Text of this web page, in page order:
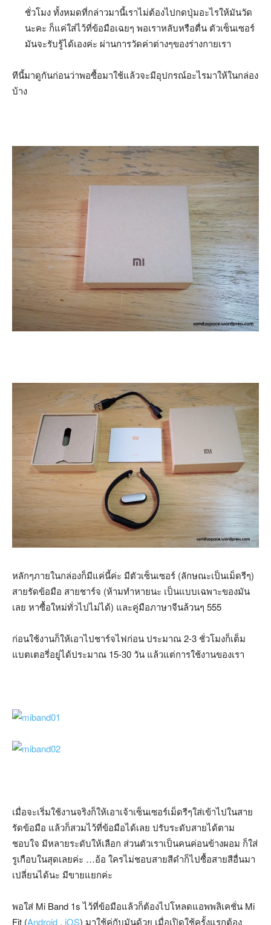
ชั่วโมง ทั้งหมดที่กล่าวมานี้เราไม่ต้องไปกดปุ่มอะไรให้มันวัด
นะคะ ก็แค่ใส่ไว้ที่ข้อมือเฉยๆ พอเราหลับหรือตื่น ตัวเซ็นเซอร์
มันจะรับรู้ได้เองค่ะ ผ่านการวัดค่าต่างๆของร่างกายเรา
ทีนี้มาดูกันก่อนว่าพอซื้อมาใช้แล้วจะมีอุปกรณ์อะไรมาให้ในกล่อง
บ้าง
หลักๆภายในกล่องก็มีแค่นี้ค่ะ มีตัวเซ็นเซอร์ (ลักษณะเป็นเม็ดรีๆ)
สายรัดข้อมือ สายชาร์จ (ห้ามทำหายนะ เป็นแบบเฉพาะของมัน
เลย หาซื้อใหม่ทั่วไปไม่ได้) และคู่มือภาษาจีนล้วนๆ 555
ก่อนใช้งานก็ให้เอาไปชาร์จไฟก่อน ประมาณ 2-3 ชั่วโมงก็เต็ม
แบตเตอรี่อยู่ได้ประมาณ 15-30 วัน แล้วแต่การใช้งานของเรา
เมื่อจะเริ่มใช้งานจริงก็ให้เอาเจ้าเซ็นเซอร์เม็ดรีๆใส่เข้าไปในสาย
รัดข้อมือ แล้วก็สวมไว้ที่ข้อมือได้เลย ปรับระดับสายได้ตาม
ชอบใจ มีหลายระดับให้เลือก ส่วนตัวเราเป็นคนค่อนข้างผอม ก็ใส่
รูเกือบในสุดเลยค่ะ …อ้อ ใครไม่ชอบสายสีดำก็ไปซื้อสายสีอื่นมา
เปลี่ยนได้นะ มีขายแยกค่ะ
พอใส่ Mi Band 1s ไว้ที่ข้อมือแล้วก็ต้องไปโหลดแอพพลิเคชั่น Mi
Fit (Android , iOS) มาใช้คู่กับมันด้วย เมื่อเปิดใช้ครั้งแรกต้อง